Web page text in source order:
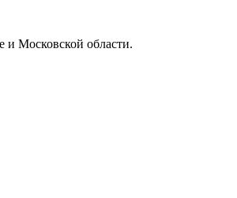
Московской области.